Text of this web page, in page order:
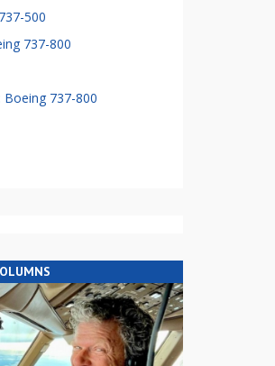
500
737-800
737-800